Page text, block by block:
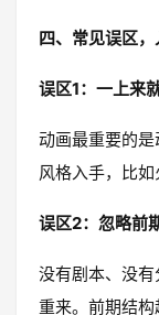
四、常见误区
误区1：一上来
动画最重要的
风格入手，比如
误区2：忽略前
没有剧本、没
重来。前期结构